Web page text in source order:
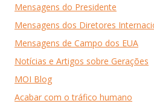
Mensagens do Presidente
Mensagens dos Diretores
Mensagens de Campo dos EUA
Notícias e Artigos sobre Gerações
MOI Blog
Acabar com o tráfico humano